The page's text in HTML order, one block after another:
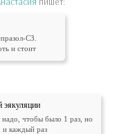
СЗ.
и стоит
эякуляции
чтобы было 1 раз, но
и каждый раз